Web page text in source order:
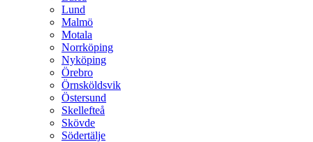
Lund
Malmö
Motala
Norrköping
Nyköping
Örebro
Örnsköldsvik
Östersund
Skellefteå
Skövde
Södertälje